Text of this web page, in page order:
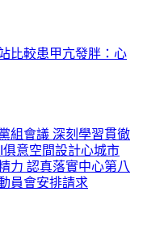
比較患甲亢發胖：心
組會議 深刻學習貫徹
意空間設計心城市
力 認真落實中心第八
員會安排請求